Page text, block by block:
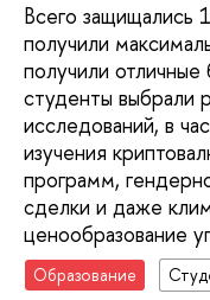
Всего защищались
получили
получили
студенты выбрали
исследований, в
изучения
программ,
сделки и даже
ценообразование
Образование